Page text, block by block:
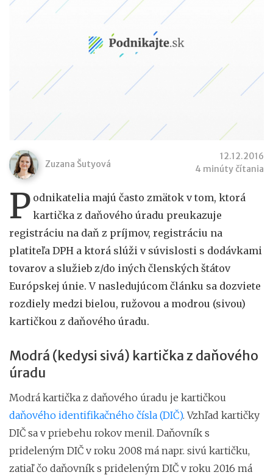
Zuzana Šutyová
12.12.2016
4 minúty čítania
P odnikatelia majú často zmätok v tom, ktorá
kartička z daňového úradu preukazuje
registráciu na daň z príjmov, registráciu na
platiteľa DPH a ktorá slúži v súvislosti s dodávkami
tovarov a služieb z/do iných členských štátov
Európskej únie. V nasledujúcom článku sa dozviete
rozdiely medzi bielou, ružovou a modrou (sivou)
kartičkou z daňového úradu.
Modrá (kedysi sivá) kartička z daňového
úradu
Modrá kartička z daňového úradu je kartičkou
daňového identifikačného čísla (DIČ). Vzhľad kartičky
DIČ sa v priebehu rokov menil. Daňovník s
prideleným DIČ v roku 2008 má napr. sivú kartičku,
zatiaľ čo daňovník s prideleným DIČ v roku 2016 má